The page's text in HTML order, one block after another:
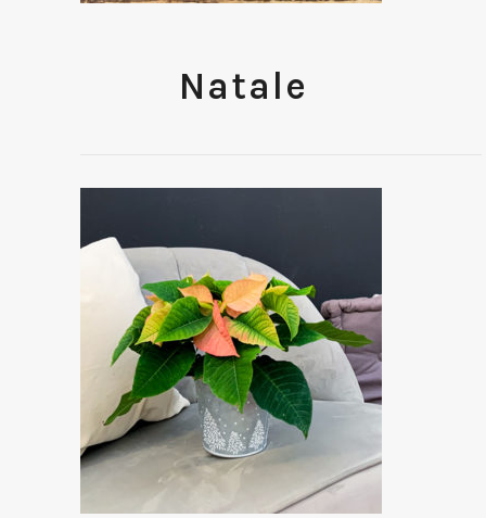
Natale